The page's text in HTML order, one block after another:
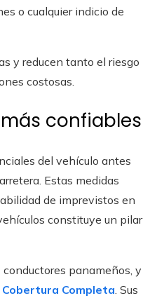
o cualquier indicio de
y reducen tanto el riesgo
costosas.
confiables
del vehículo antes
Estas medidas
de imprevistos en
constituye un pilar
panameños, y
Cobertura Completa. Sus